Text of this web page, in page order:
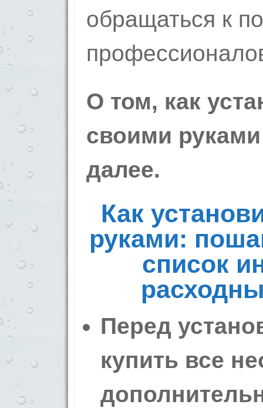
обращаться к
О том, как
своими
далее.
Как
руками:
список
Перед
купить все